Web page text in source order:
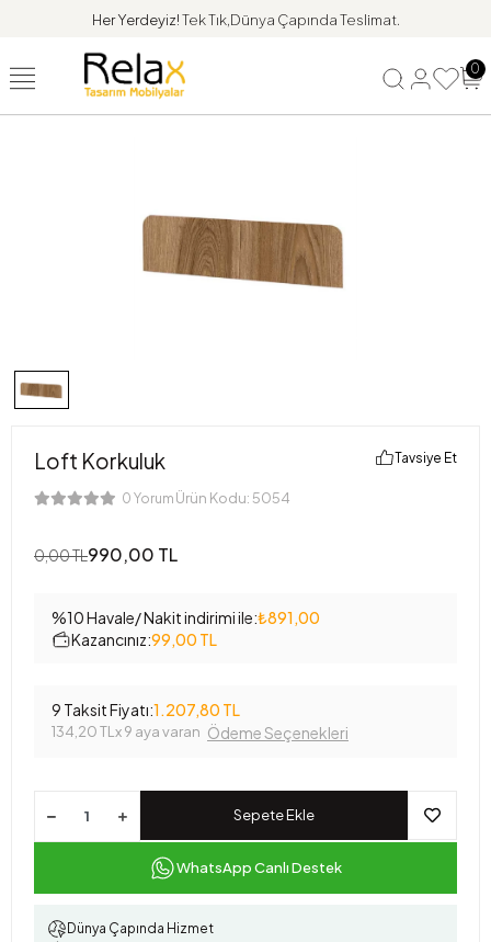
Her Yerdeyiz!Tek Tık,Dünya Çapında Teslimat.
0
Loft Korkuluk
0 Yorum Ürün Kodu: 5054
Tavsiye Et
0,00 TL990,00 TL
%10 Havale/ Nakit indirimi ile:₺891,00
Kazancınız:99,00 TL
9 Taksit Fiyatı:1.207,80 TL
134,20 TL x 9 aya varan Ödeme Seçenekleri
Sepete Ekle
WhatsApp Canlı Destek
Dünya Çapında Hizmet